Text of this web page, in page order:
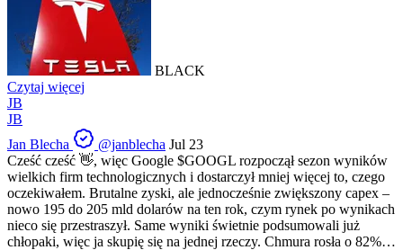
BLACK
Czytaj więcej
JB
JB
Jan Blecha
@janblecha Jul 23
Cześć cześć 👋, więc Google $GOOGL rozpoczął sezon wyników
wielkich firm technologicznych i dostarczył mniej więcej to, czego
oczekiwałem. Brutalne zyski, ale jednocześnie zwiększony capex –
nowo 195 do 205 mld dolarów na ten rok, czym rynek po wynikach
nieco się przestraszył. Same wyniki świetnie podsumowali już
chłopaki, więc ja skupię się na jednej rzeczy. Chmura rosła o 82%…